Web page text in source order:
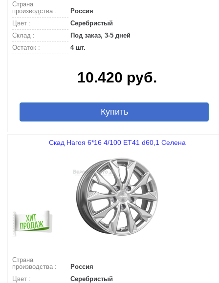
Страна
производства :
Россия
Цвет :
Серебристый
Склад :
Под заказ, 3-5 дней
Остаток :
4 шт.
10.420 руб.
Купить
Скад Нагоя 6*16 4/100 ET41 d60,1 Селена
Страна
производства :
Россия
Цвет :
Серебристый